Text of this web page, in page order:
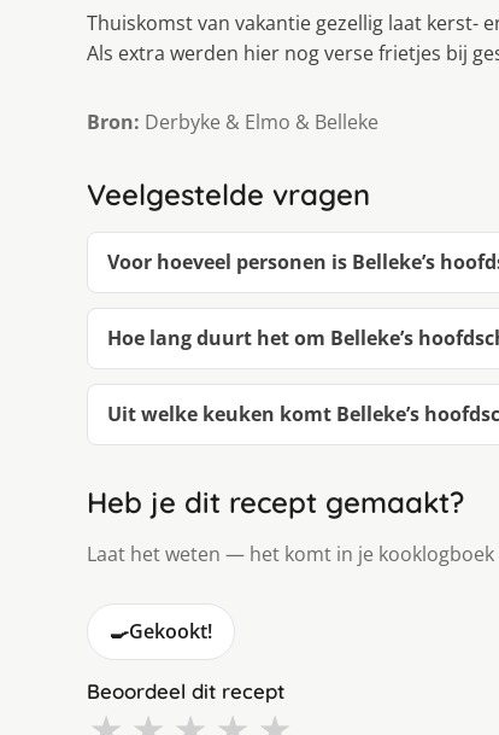
Thuiskomst van vakantie gezellig laat kerst-
Als extra werden hier nog verse frietjes bij
Bron: Derbyke & Elmo & Belleke
Veelgestelde vragen
Voor hoeveel personen is Belleke’s
Hoe lang duurt het om Belleke’s
Uit welke keuken komt Belleke’s
Heb je dit recept gemaakt?
Laat het weten — het komt in je kooklogboek
🍳Gekookt!
Beoordeel dit recept